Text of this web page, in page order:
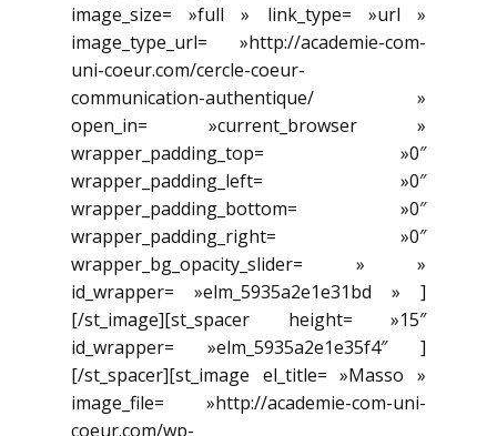
image_size= »full » link_type= »url »
image_type_url= »http://academie-com-
uni-coeur.com/cercle-coeur-
communication-authentique/ »
open_in= »current_browser »
wrapper_padding_top= »0″
wrapper_padding_left= »0″
wrapper_padding_bottom= »0″
wrapper_padding_right= »0″
wrapper_bg_opacity_slider= » »
id_wrapper= »elm_5935a2e1e31bd » ]
[/st_image][st_spacer height= »15″
id_wrapper= »elm_5935a2e1e35f4″ ]
[/st_spacer][st_image el_title= »Masso »
image_file= »http://academie-com-uni-
coeur.com/wp-